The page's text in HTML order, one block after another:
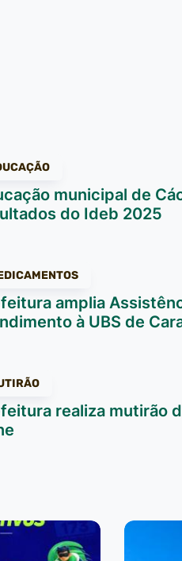
municipal de
do Ideb 2025
amplia
à UBS de
realiza mutirão